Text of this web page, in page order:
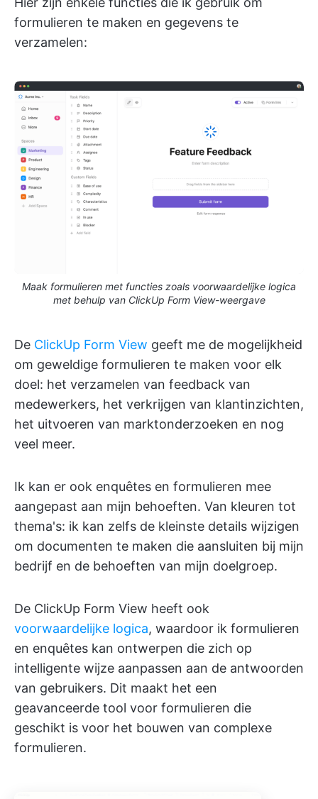
formulieren te maken en gegevens te
verzamelen:
Maak formulieren met functies zoals voorwaardelijke logica
met behulp van ClickUp Form View-weergave
De ClickUp Form View geeft me de mogelijkheid
om geweldige formulieren te maken voor elk
doel: het verzamelen van feedback van
medewerkers, het verkrijgen van klantinzichten,
het uitvoeren van marktonderzoeken en nog
veel meer.
Ik kan er ook enquêtes en formulieren mee
aangepast aan mijn behoeften. Van kleuren tot
thema's: ik kan zelfs de kleinste details wijzigen
om documenten te maken die aansluiten bij mijn
bedrijf en de behoeften van mijn doelgroep.
De ClickUp Form View heeft ook
voorwaardelijke logica, waardoor ik formulieren
en enquêtes kan ontwerpen die zich op
intelligente wijze aanpassen aan de antwoorden
van gebruikers. Dit maakt het een
geavanceerde tool voor formulieren die
geschikt is voor het bouwen van complexe
formulieren.